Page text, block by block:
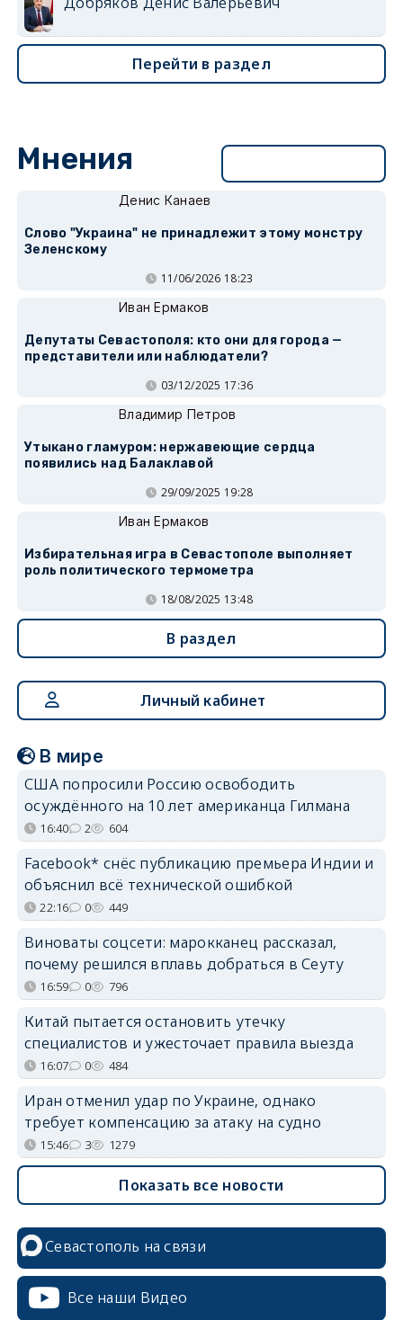
Перейти в раздел
Мнения
Денис Канаев
Слово "Украина" не принадлежит этому монстру
Зеленскому
11/06/2026 18:23
Иван Ермаков
Депутаты Севастополя: кто они для города —
представители или наблюдатели?
03/12/2025 17:36
Владимир Петров
Утыкано гламуром: нержавеющие сердца
появились над Балаклавой
29/09/2025 19:28
Иван Ермаков
Избирательная игра в Севастополе выполняет
роль политического термометра
18/08/2025 13:48
В раздел
Личный кабинет
В мире
США попросили Россию освободить
осуждённого на 10 лет американца Гилмана
16:40 2 604
Facebook* снёс публикацию премьера Индии и
объяснил всё технической ошибкой
22:16 0 449
Виноваты соцсети: марокканец рассказал,
почему решился вплавь добраться в Сеуту
16:59 0 796
Китай пытается остановить утечку
специалистов и ужесточает правила выезда
16:07 0 484
Иран отменил удар по Украине, однако
требует компенсацию за атаку на судно
15:46 3 1279
Показать все новости
Севастополь на связи
Все наши Видео